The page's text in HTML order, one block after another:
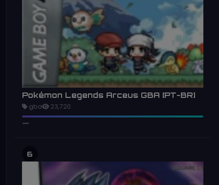
Pokémon Legends Arceus GBA [PT-BR]
gba 23,720
6